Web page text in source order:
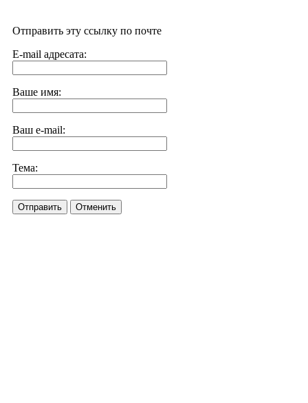
Отправить эту ссылку по почте
E-mail адресата:
Ваше имя:
Ваш e-mail:
Тема:
Отправить Отменить